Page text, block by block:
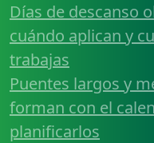
Días de descanso
cuándo aplican y
trabajas
Puentes largos y
forman con el
planificarlos